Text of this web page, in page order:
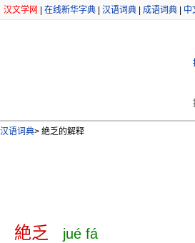
汉文学网 在线新华字典 汉语词典 成语词典 中
汉语词典> 絶乏的解释
絶乏 jué fá